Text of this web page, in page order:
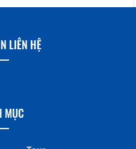
LIÊN HỆ
MỤC